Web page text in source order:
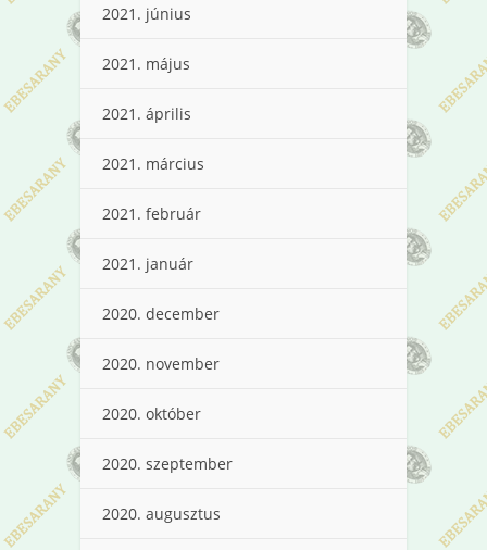
2021. június
2021. május
2021. április
2021. március
2021. február
2021. január
2020. december
2020. november
2020. október
2020. szeptember
2020. augusztus